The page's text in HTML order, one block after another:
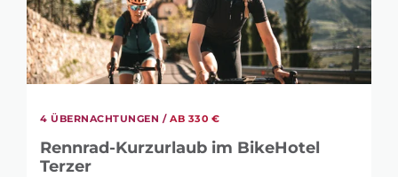
VERFEINERN?
4 ÜBERNACHTUNGEN / AB 330 €
Rennrad-Kurzurlaub im BikeHotel
Terzer